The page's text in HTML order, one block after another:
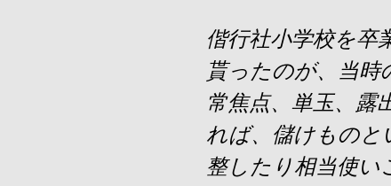
偕行社小学校を卒
貰ったのが、当時
常焦点、単玉、露
れば、儲けもの
整したり相当使い